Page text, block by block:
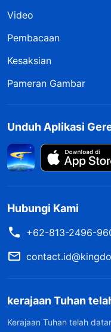
Video
Pembacaan
Kesaksian
Pameran Gambar
Unduh Aplikasi
Hubungi Kami
+62-813-2496-
kerajaan Tuhan
Kerajaan Tuhan telah